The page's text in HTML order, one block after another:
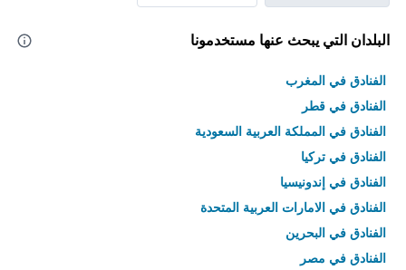
البلدان التي يبحث عنها مستخدمونا
الفنادق في المغرب
الفنادق في قطر
الفنادق في المملكة العربية السعودية
الفنادق في تركيا
الفنادق في إندونيسيا
الفنادق في الامارات العربية المتحدة
الفنادق في البحرين
الفنادق في مصر